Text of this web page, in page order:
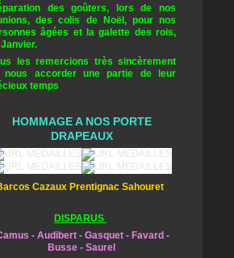
des goûters, lors de nos
des colis de Noël, pour nos
âgées et la galette des rois,
les remercions très sincèrement
nous accorder une partie de leur
temps
HOMMAGE A NOS PORTE
DRAPEAUX
Cazaux Prentignac Sahouret
DISPARUS
- Audibert - Gasquet - Favard -
Busse - Saurel